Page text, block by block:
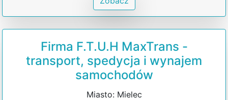
Firma F.T.U.H MaxTrans -
transport, spedycja i wynajem
samochodów
Miasto: Mielec